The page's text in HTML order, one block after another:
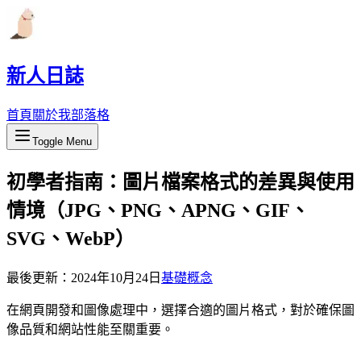
新人日誌
首頁 關於我部落格
Toggle Menu
初學者指南：圖片檔案格式的差異與使用
情境（JPG、PNG、APNG、GIF、
SVG、WebP）
最後更新： 2024年10月24日 基礎概念
在網頁開發和圖像處理中，選擇合適的圖片格式，對於確保圖
像品質和網站性能至關重要。